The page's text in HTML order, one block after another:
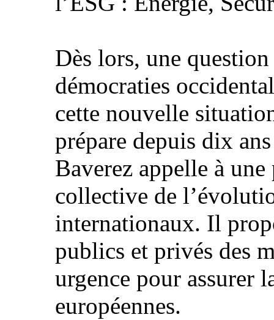
Dès lors, une
démocraties
cette nouvelle
prépare depuis dix
Baverez appelle à
collective de
internationaux. Il
publics et privés des
urgence pour assurer
européennes.